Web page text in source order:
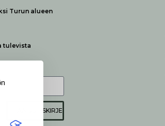
Turun alueen
tulevista
TILAA UUTISKIRJE